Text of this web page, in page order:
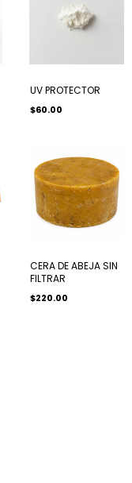
UV PROTECTOR
$60.00
CERA DE ABEJA SIN
FILTRAR
$220.00